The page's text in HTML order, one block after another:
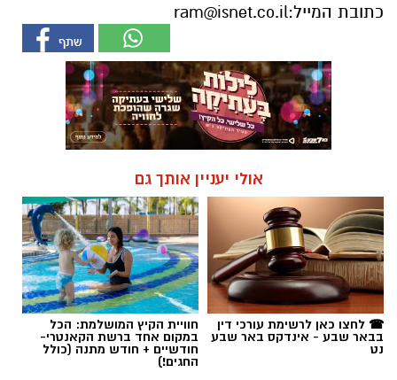
כתובת המייל:ram@isnet.co.il
אולי יעניין אותך גם
☎ לחצו כאן לרשימת עורכי דין
בבאר שבע - אינדקס באר שבע
נט
חוויית הקיץ המושלמת: הכל
במקום אחד ברשת הקאנטרי-
חודשיים + חודש מתנה (כולל
החגים!)